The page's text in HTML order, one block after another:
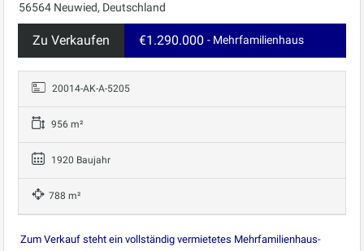
56564 Neuwied, Deutschland
Zu Verkaufen €1.290.000 - Mehrfamilienhaus
20014-AK-A-5205
956 m²
1920 Baujahr
788 m²
Zum Verkauf steht ein vollständig vermietetes Mehrfamilienhaus-